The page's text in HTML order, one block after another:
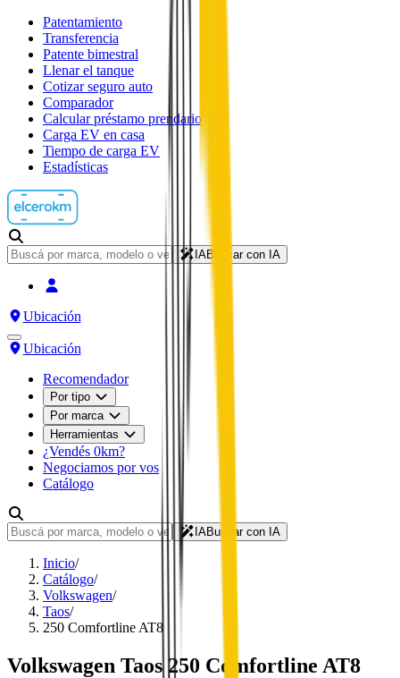
Patentamiento
Transferencia
Patente bimestral
Llenar el tanque
Cotizar seguro auto
Comparador
Calcular préstamo prendario
Carga EV en casa
Tiempo de carga EV
Estadísticas
IABuscar con IA
Ubicación
Ubicación
Recomendador
Por tipo
Por marca
Herramientas
¿Vendés 0km?
Negociamos por vos
Catálogo
IABuscar con IA
Inicio/
Catálogo/
Volkswagen/
Taos/
250 Comfortline AT8
Volkswagen Taos 250 Comfortline AT8